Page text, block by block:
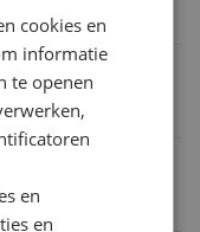
cookies en
informatie
te openen
en
en